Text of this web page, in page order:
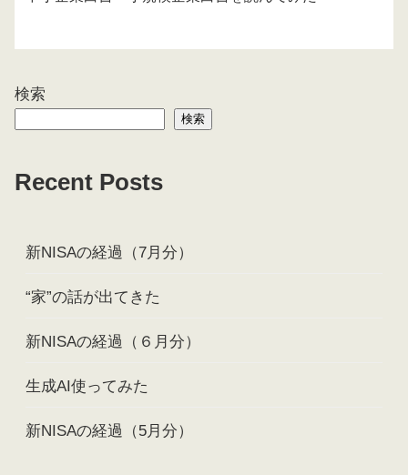
検索
検索
Recent Posts
新NISAの経過（7月分）
“家”の話が出てきた
新NISAの経過（６月分）
生成AI使ってみた
新NISAの経過（5月分）